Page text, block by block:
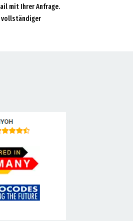
mit Ihrer Anfrage.
vollständiger